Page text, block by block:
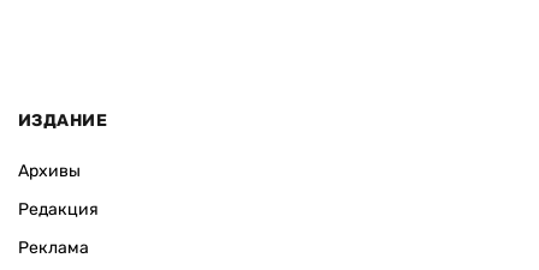
ИЗДАНИЕ
Архивы
Редакция
Реклама